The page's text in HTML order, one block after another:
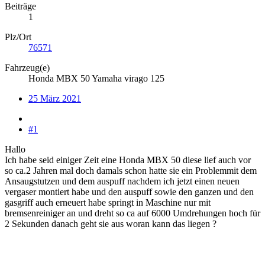
Beiträge
1
Plz/Ort
76571
Fahrzeug(e)
Honda MBX 50 Yamaha virago 125
25 März 2021
#1
Hallo
Ich habe seid einiger Zeit eine Honda MBX 50 diese lief auch vor
so ca.2 Jahren mal doch damals schon hatte sie ein Problemmit dem
Ansaugstutzen und dem auspuff nachdem ich jetzt einen neuen
vergaser montiert habe und den auspuff sowie den ganzen und den
gasgriff auch erneuert habe springt in Maschine nur mit
bremsenreiniger an und dreht so ca auf 6000 Umdrehungen hoch für
2 Sekunden danach geht sie aus woran kann das liegen ?